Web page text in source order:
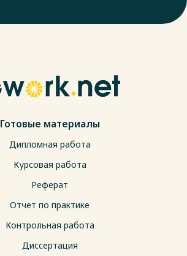
Готовые материалы
Дипломная работа
Курсовая работа
Реферат
Отчет по практике
Контрольная работа
Диссертация